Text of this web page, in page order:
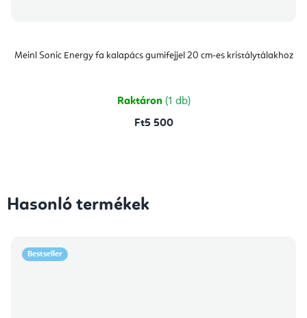
Meinl Sonic Energy fa kalapács gumifejjel 20 cm-es kristálytálakhoz
Raktáron (1 db)
Ft5 500
Hasonló termékek
Bestseller